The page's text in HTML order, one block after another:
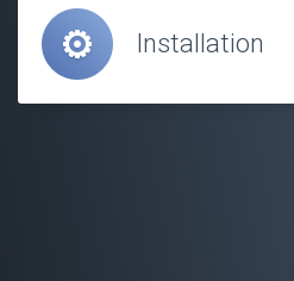
Installation